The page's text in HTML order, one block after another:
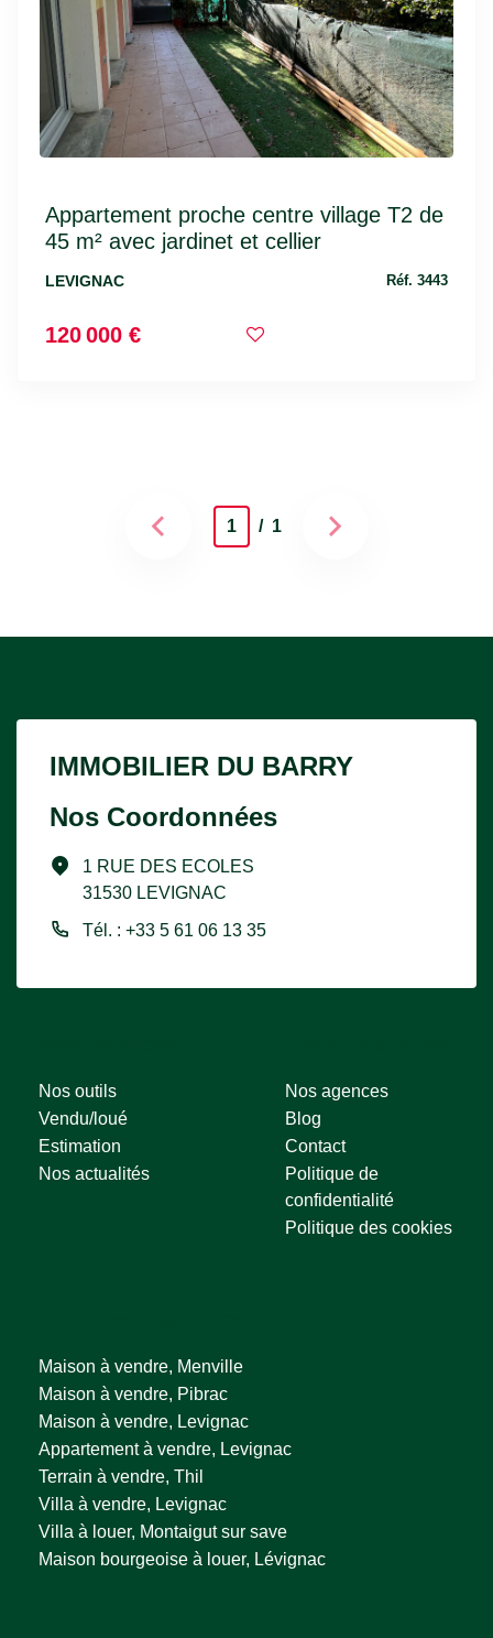
Appartement proche centre village T2 de
45 m² avec jardinet et cellier
LEVIGNAC Réf. 3443
120 000 €
1 / 1
IMMOBILIER DU BARRY
Nos Coordonnées
1 RUE DES ECOLES
31530 LEVIGNAC
Tél. : +33 5 61 06 13 35
Nos outils
Vendu/loué
Estimation
Nos actualités
Nos agences
Blog
Contact
Politique de
confidentialité
Politique des cookies
Maison à vendre, Menville
Maison à vendre, Pibrac
Maison à vendre, Levignac
Appartement à vendre, Levignac
Terrain à vendre, Thil
Villa à vendre, Levignac
Villa à louer, Montaigut sur save
Maison bourgeoise à louer, Lévignac